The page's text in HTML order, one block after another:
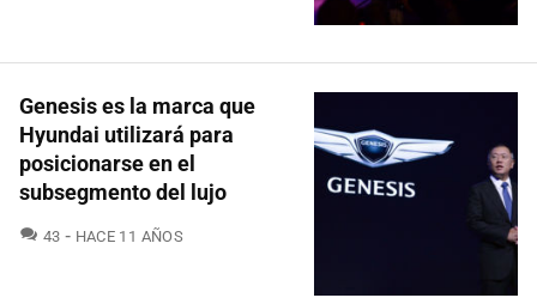
Genesis es la marca que
Hyundai utilizará para
posicionarse en el
subsegmento del lujo
43 COMENTARIOS
HACE 11 AÑOS